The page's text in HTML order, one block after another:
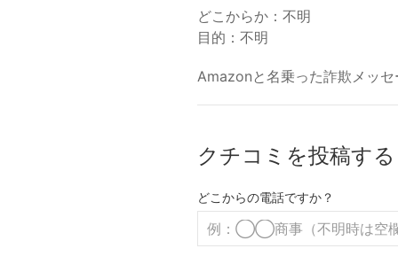
どこからか：不明
目的：不明
Amazonと名乗った詐欺メッセ
クチコミを投稿する
どこからの電話ですか？